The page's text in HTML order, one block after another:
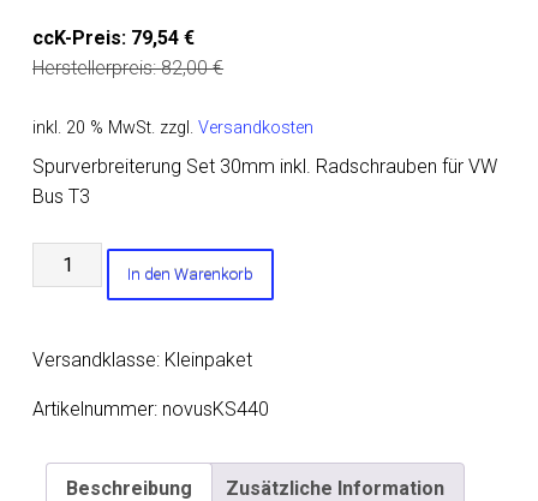
ccK-Preis: 79,54€
Herstellerpreis:82,00€
inkl. 20 % MwSt. zzgl.Versandkosten
Spurverbreiterung Set 30mm inkl. Radschrauben für VW
Bus T3
Spurverbreiterung
Set
für
Bus
In den Warenkorb
Versandklasse: Kleinpaket
Artikelnummer: novusKS440
Beschreibung Zusätzliche Information